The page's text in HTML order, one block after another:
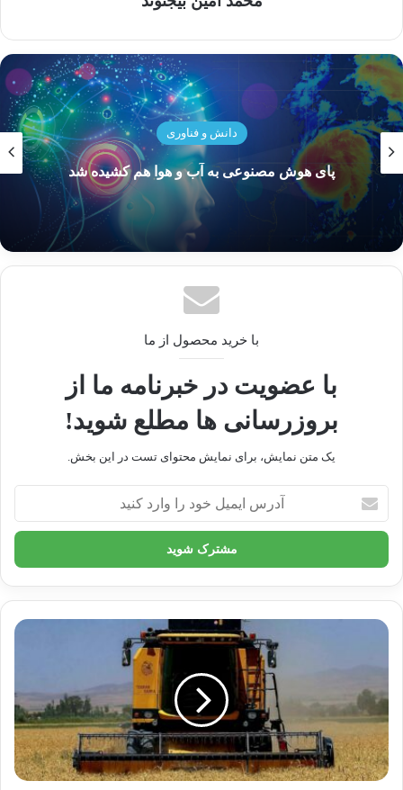
بهترین بازی های ویدیویی سال
۲۰۲۳
تاثیر شبکه 5G بر سلامت انسان و
محیط زیست
هوش مصنوعی
کپی لینک
دانش و فناوری
پای هوش مصنوعی به آب و هوا هم کشیده شد
با خرید محصول از ما
با عضویت در خبرنامه ما از
بروزرسانی ها مطلع شوید!
یک متن نمایش، برای نمایش محتوای تست در این بخش.
ایمیل
خود
وارد
کنید